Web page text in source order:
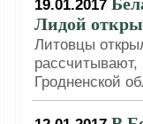
19.01.2017
Лидой
Литовцы
Гродненской